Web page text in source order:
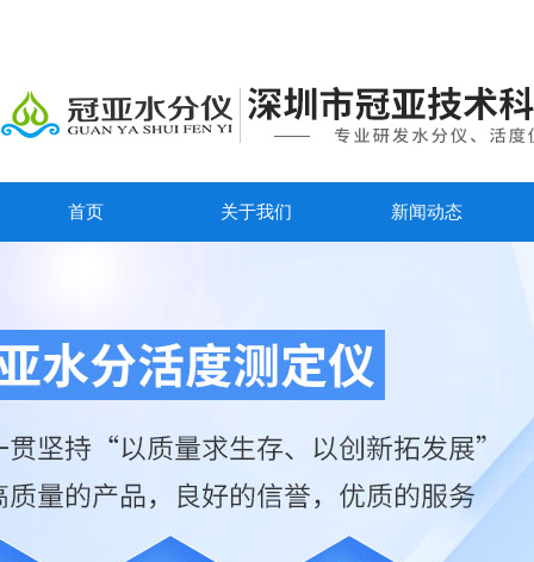
首页 关于我们 新闻动态